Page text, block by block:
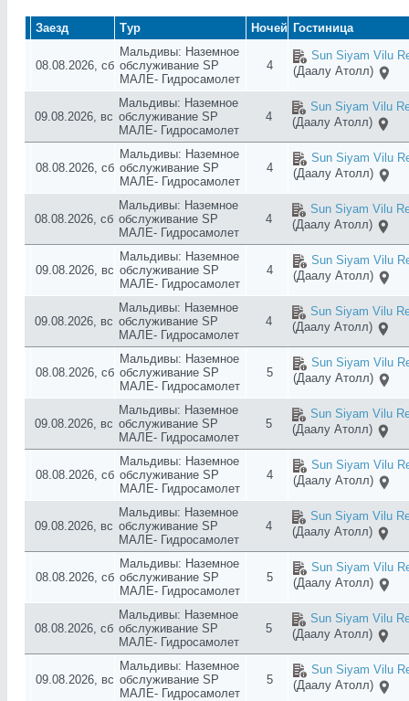
Южный Ари Атолл
Южный Мале Атолл
Заезд Тур Ночей Гостиница
08.08.2026, сб
Мальдивы: Наземное
обслуживание SP
МАЛЕ- Гидросамолет
4
Sun Siyam Vilu
(Даалу Атолл)
09.08.2026, вс
Мальдивы: Наземное
обслуживание SP
МАЛЕ- Гидросамолет
4
Sun Siyam Vilu
(Даалу Атолл)
08.08.2026, сб
Мальдивы: Наземное
обслуживание SP
МАЛЕ- Гидросамолет
4
Sun Siyam Vilu
(Даалу Атолл)
08.08.2026, сб
Мальдивы: Наземное
обслуживание SP
МАЛЕ- Гидросамолет
4
Sun Siyam Vilu
(Даалу Атолл)
09.08.2026, вс
Мальдивы: Наземное
обслуживание SP
МАЛЕ- Гидросамолет
4
Sun Siyam Vilu
(Даалу Атолл)
09.08.2026, вс
Мальдивы: Наземное
обслуживание SP
МАЛЕ- Гидросамолет
4
Sun Siyam Vilu
(Даалу Атолл)
08.08.2026, сб
Мальдивы: Наземное
обслуживание SP
МАЛЕ- Гидросамолет
5
Sun Siyam Vilu
(Даалу Атолл)
09.08.2026, вс
Мальдивы: Наземное
обслуживание SP
МАЛЕ- Гидросамолет
5
Sun Siyam Vilu
(Даалу Атолл)
08.08.2026, сб
Мальдивы: Наземное
обслуживание SP
МАЛЕ- Гидросамолет
4
Sun Siyam Vilu
(Даалу Атолл)
09.08.2026, вс
Мальдивы: Наземное
обслуживание SP
МАЛЕ- Гидросамолет
4
Sun Siyam Vilu
(Даалу Атолл)
08.08.2026, сб
Мальдивы: Наземное
обслуживание SP
МАЛЕ- Гидросамолет
5
Sun Siyam Vilu
(Даалу Атолл)
08.08.2026, сб
Мальдивы: Наземное
обслуживание SP
МАЛЕ- Гидросамолет
5
Sun Siyam Vilu
(Даалу Атолл)
09.08.2026, вс
Мальдивы: Наземное
обслуживание SP
МАЛЕ- Гидросамолет
5
Sun Siyam Vilu
(Даалу Атолл)